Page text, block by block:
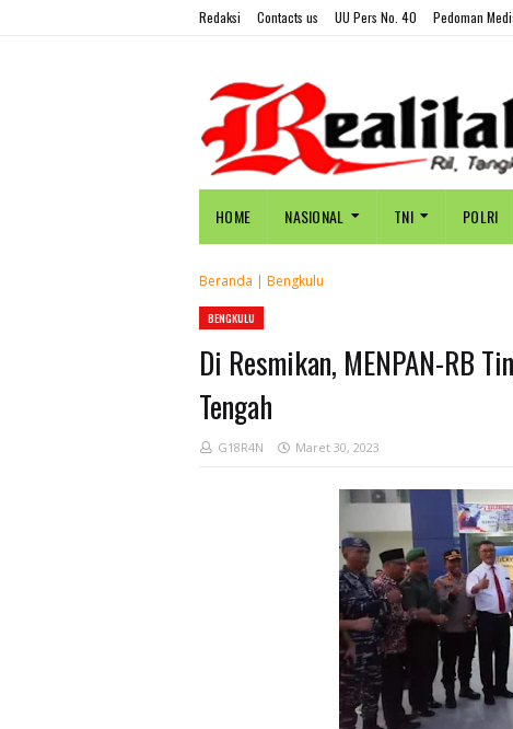
Redaksi Contacts us UU Pers No. 40 Pedoman
HOME NASIONAL TNI POLRI
Beranda | Bengkulu
BENGKULU
Di Resmikan, MENPAN-RB
Tengah
G18R4N Maret 30, 2023